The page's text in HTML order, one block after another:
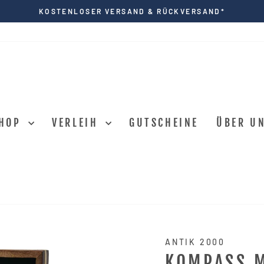
Pause
KOSTENLOSER VERSAND & RÜCKVERSAND*
VERLEIH GUTSCHEINE ÜBER
ANTIK 2000